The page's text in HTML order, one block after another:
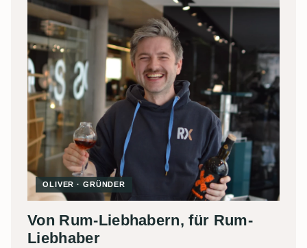
OLIVER · GRÜNDER
Von Rum-Liebhabern, für Rum-
Liebhaber